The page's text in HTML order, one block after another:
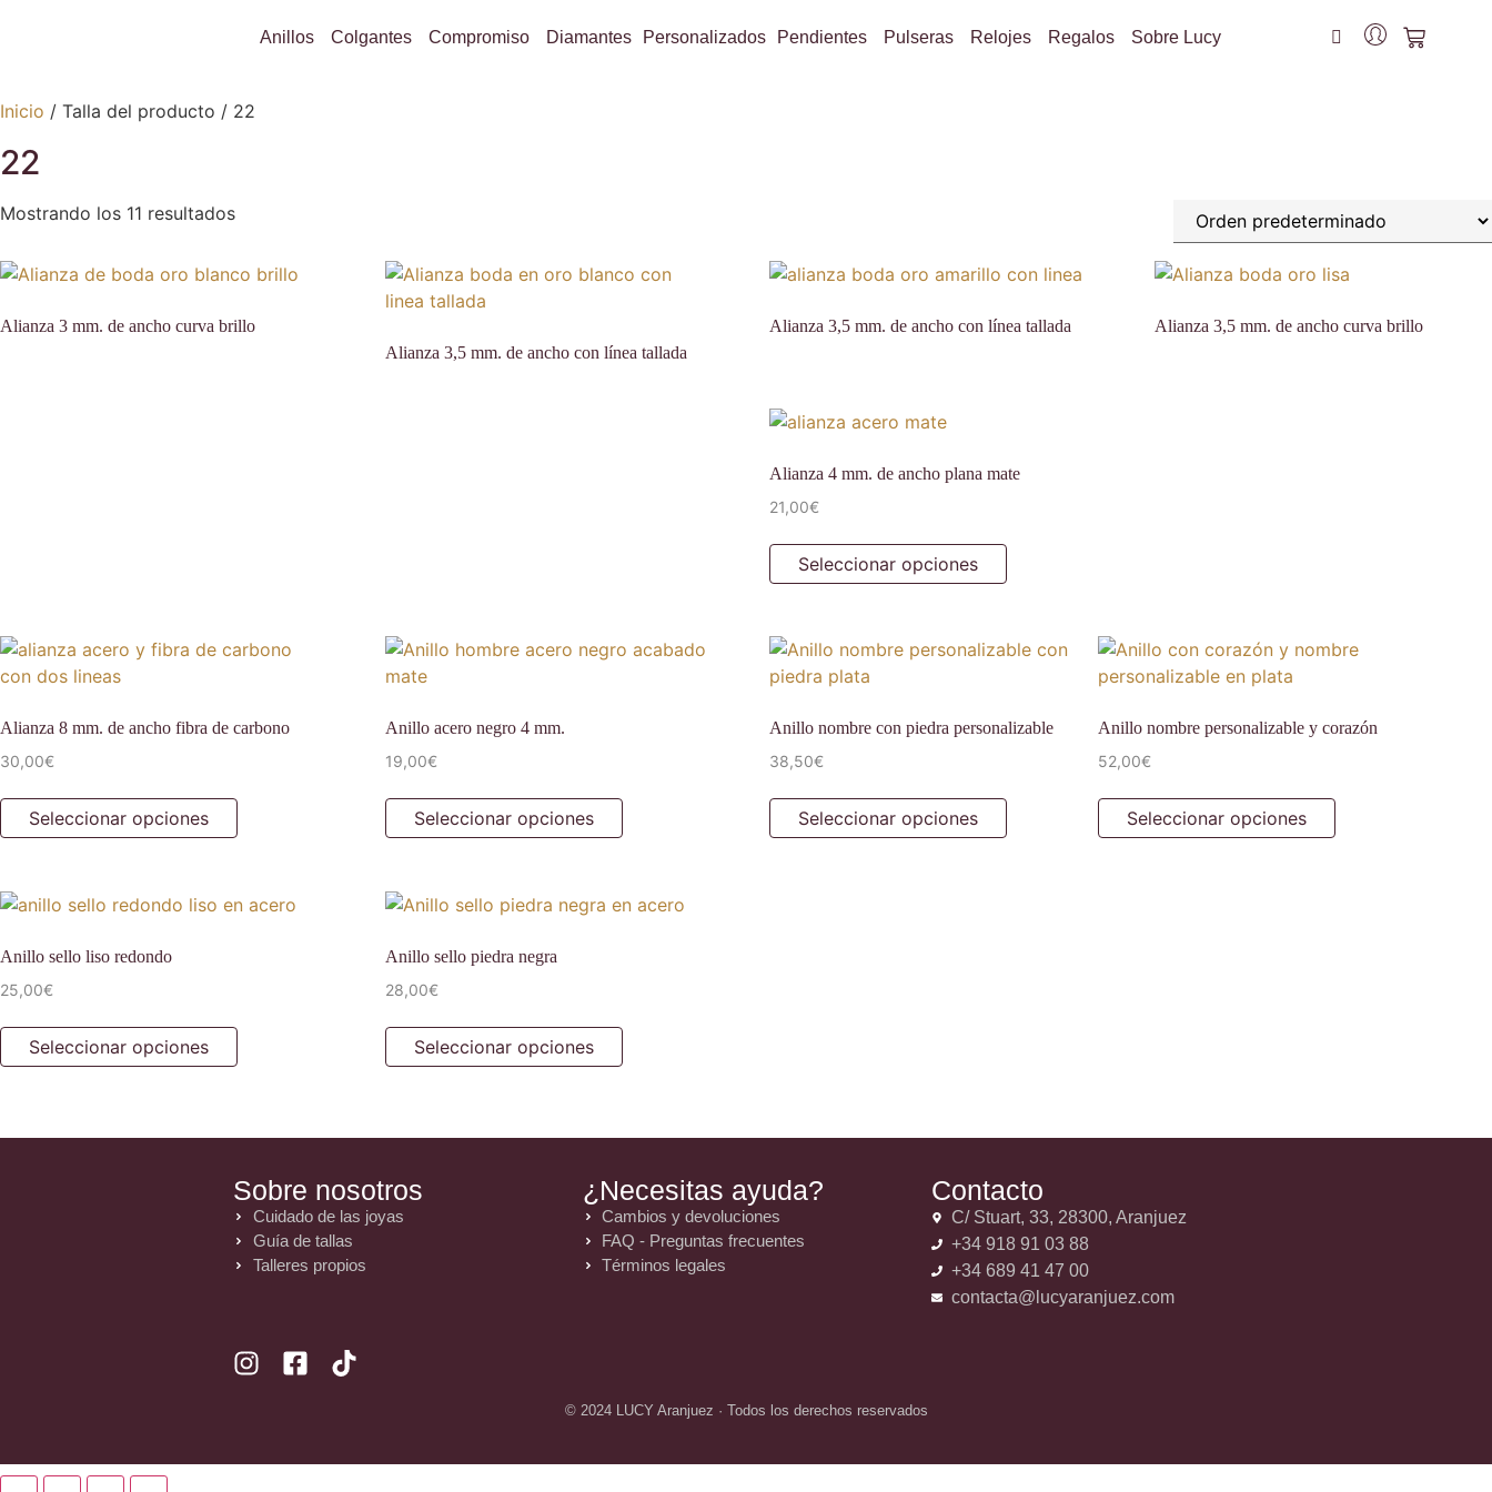
Anillos Colgantes Compromiso Diamantes Personalizados Pendientes Pulseras Relojes Regalos Sobre Lucy
Inicio / Talla del producto / 22
22
Mostrando los 11 resultados
Alianza 3 mm. de ancho curva brillo
Alianza 3,5 mm. de ancho con línea tallada
Alianza 3,5 mm. de ancho con línea tallada Alianza 3,5 mm. de ancho curva brillo
Alianza 4 mm. de ancho plana mate
21,00€
Seleccionar opciones
Alianza 8 mm. de ancho fibra de carbono
30,00€
Seleccionar opciones
Anillo acero negro 4 mm.
19,00€
Seleccionar opciones
Anillo nombre con piedra personalizable
38,50€
Seleccionar opciones
Anillo nombre personalizable y corazón
52,00€
Seleccionar opciones
Anillo sello liso redondo
25,00€
Seleccionar opciones
Anillo sello piedra negra
28,00€
Seleccionar opciones
Sobre nosotros
Cuidado de las joyas
Guía de tallas
Talleres propios
¿Necesitas ayuda?
Cambios y devoluciones
FAQ - Preguntas frecuentes
Términos legales
Contacto
C/ Stuart, 33, 28300, Aranjuez
+34 918 91 03 88
+34 689 41 47 00
contacta@lucyaranjuez.com
© 2024 LUCY Aranjuez · Todos los derechos reservados